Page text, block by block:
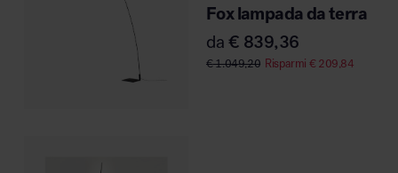
Fox lampada da terra
da€ 839,36
€1.049,20 Risparmi € 209,84